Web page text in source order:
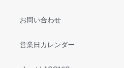
お問い合わせ
営業日カレンダー